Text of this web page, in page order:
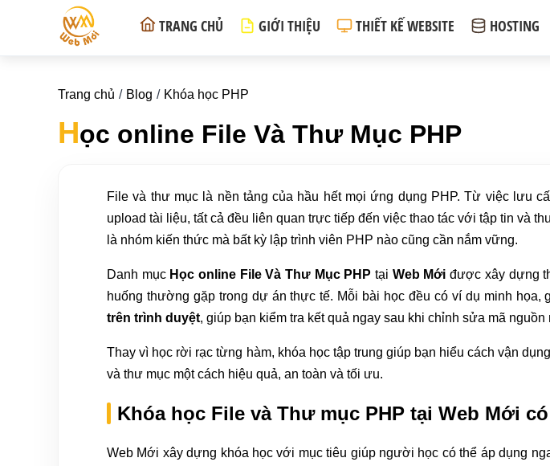
TRANG CHỦ GIỚI THIỆU THIẾT KẾ WEBSITE HOSTING
Trang chủ Blog Khóa học PHP
Học online File Và Thư Mục PHP
File và thư mục là nền tảng của hầu hết mọi ứng dụng PHP. Từ việc lưu
upload tài liệu, tất cả đều liên quan trực tiếp đến việc thao tác với tập tin và
là nhóm kiến thức mà bất kỳ lập trình viên PHP nào cũng cần nắm vững.
Danh mục Học online File Và Thư Mục PHP tại Web Mới được xây dựng
huống thường gặp trong dự án thực tế. Mỗi bài học đều có ví dụ minh họa,
trên trình duyệt, giúp bạn kiểm tra kết quả ngay sau khi chỉnh sửa mã
Thay vì học rời rạc từng hàm, khóa học tập trung giúp bạn hiểu cách vận
và thư mục một cách hiệu quả, an toàn và tối ưu.
Khóa học File và Thư mục PHP tại Web Mới
Web Mới xây dựng khóa học với mục tiêu giúp người học có thể áp dụng